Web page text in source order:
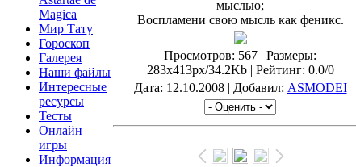
Magica
Мир Тату
Гороскоп
Галерея
Наши файлы
Интересные
ресурсы
Тесты
Онлайн
игры
Информация
мыслью;
Воспламени свою мысль как феникс.
Просмотров: 567 | Размеры:
283x413px/34.2Kb | Рейтинг: 0.0/0
Дата: 12.10.2008 | Добавил: ASMODEI